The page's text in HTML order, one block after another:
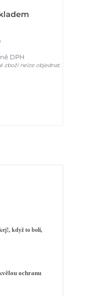
DPH
zboží nelze objednat.
, když to bolí,
ochranu